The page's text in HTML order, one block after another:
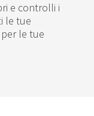
e controlli i
le tue
le tue